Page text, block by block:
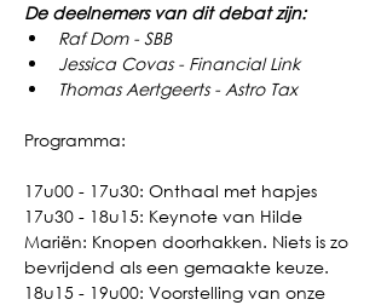
De deelnemers van dit debat zijn:
Raf Dom - SBB
Jessica Covas - Financial Link
Thomas Aertgeerts - Astro Tax
Programma:
17u00 - 17u30: Onthaal met hapjes
17u30 - 18u15: Keynote van Hilde
Mariën: Knopen doorhakken. Niets is zo
bevrijdend als een gemaakte keuze.
18u15 - 19u00: Voorstelling van onze